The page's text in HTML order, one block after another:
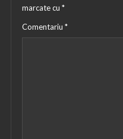
marcate cu *
Comentariu *